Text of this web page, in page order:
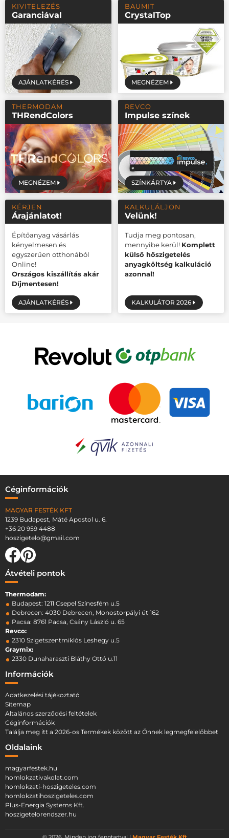
KIVITELEZÉS
Garanciával
AJÁNLATKÉRÉS
BAUMIT
CrystalTop
MEGNÉZEM
THERMODAM
THRendColors
MEGNÉZEM
REVCO
Impulse színek
SZÍNKÁRTYA
KÉRJEN
Árajánlatot!
Építőanyag vásárlás
kényelmesen és
egyszerűen otthonából
Online!
Országos kiszállítás akár
Díjmentesen!
AJÁNLATKÉRÉS
KALKULÁLJON
Velünk!
Tudja meg pontosan,
mennyibe kerül! Komplett
külső hőszigetelés
anyagköltség kalkuláció
azonnal!
KALKULÁTOR 2026
Céginformációk
MAGYAR FESTÉK KFT
1239 Budapest, Máté Apostol u. 6.
+36 20 959 4488
hoszigetelo@gmail.com
Átvételi pontok
Thermodam:
Budapest: 1211 Csepel Színesfém u.5
Debrecen: 4030 Debrecen, Monostorpályi út 162
Pacsa: 8761 Pacsa, Csány László u. 65
Revco:
2310 Szigetszentmiklós Leshegy u.5
Graymix:
2330 Dunaharaszti Bláthy Ottó u.11
Információk
Adatkezelési tájékoztató
Sitemap
Altalános szerződési feltételek
Céginformációk
Találja meg itt a 2026-os Termékek között az Önnek legmegfelelőbbet
Oldalaink
magyarfestek.hu
homlokzativakolat.com
homlokzati-hoszigeteles.com
homlokzatihoszigeteles.com
Plus-Energia Systems Kft.
hoszigetelorendszer.hu